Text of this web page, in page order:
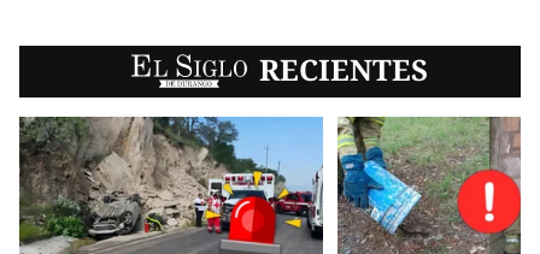
EL SIGLO RECIENTES